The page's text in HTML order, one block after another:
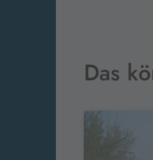
Das